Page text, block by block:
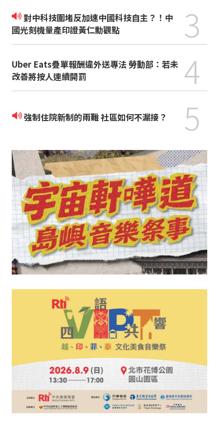
對中科技圍堵反加速中國科技自主？！中
國光刻機量產印證黃仁勳觀點
3
Uber Eats疊單報酬違外送專法 勞動部：若未
改善將按人連續開罰
4
強制住院新制的兩難 社區如何不漏接？ 5